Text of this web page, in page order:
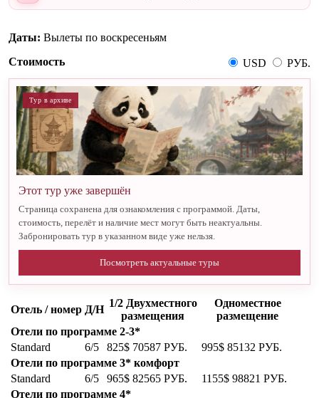
Даты: Вылеты по воскресеньям
Стоимость
USD РУБ.
Тур в архиве
Этот тур уже завершён
Страница сохранена для ознакомления с программой. Даты,
стоимость, перелёт и наличие мест могут быть неактуальны.
Забронировать тур в указанном виде уже нельзя.
Посмотреть актуальные туры
Отель / номер Д/Н
1/2 Двухместного
размещения
Одноместное
размещение
Отели по программе 2-3*
Standard
6/5 825$ 70587 РУБ. 995$ 85132 РУБ.
Отели по программе 3* комфорт
Standard
6/5 965$ 82565 РУБ. 1155$ 98821 РУБ.
Отели по программе 4*